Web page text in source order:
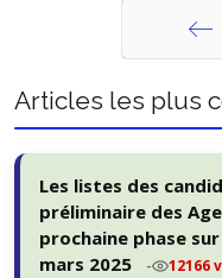
Articles les plus
Les listes des
préliminaire des
prochaine phase sur
mars 2025
- 12166